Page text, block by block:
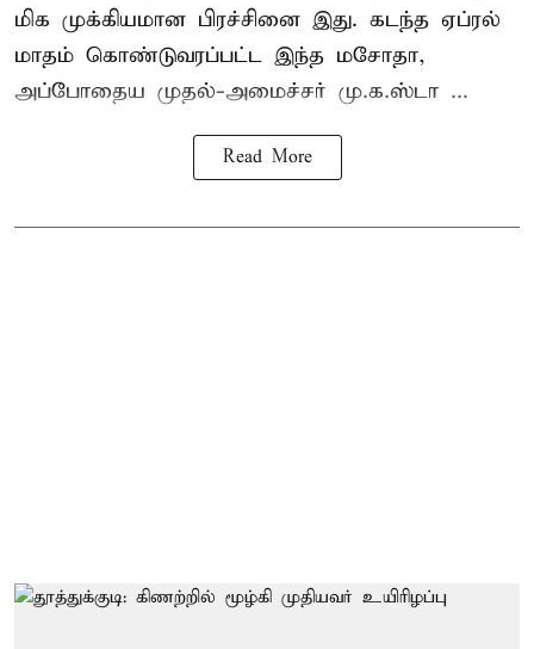
மிக முக்கியமான பிரச்சினை இது. கடந்த ஏப்ரல்
மாதம் கொண்டுவரப்பட்ட இந்த மசோதா,
அப்போதைய முதல்-அமைச்சர் மு.க.ஸ்டா ...
Read More